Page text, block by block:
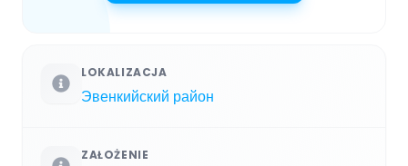
LOKALIZACJA
Эвенкийский район
ZAŁOŻENIE